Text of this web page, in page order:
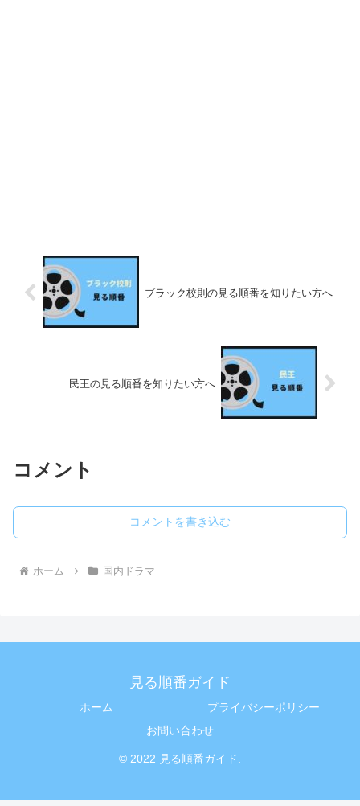
ブラック校則の見る順番を知りたい方へ
民王の見る順番を知りたい方へ
コメント
コメントを書き込む
ホーム 国内ドラマ
見る順番ガイド
ホーム
プライバシーポリシー
お問い合わせ
© 2022 見る順番ガイド.